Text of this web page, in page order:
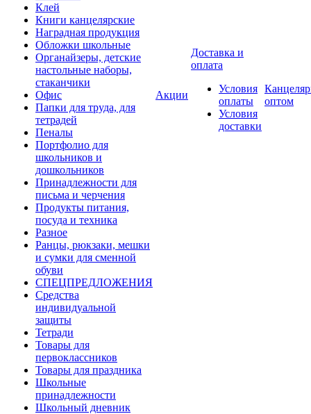
Клей
Книги канцелярские
Наградная продукция
Обложки школьные
Органайзеры, детские
настольные наборы,
стаканчики
Офис
Папки для труда, для
тетрадей
Пеналы
Портфолио для
школьников и
дошкольников
Принадлежности для
письма и черчения
Продукты питания,
посуда и техника
Разное
Ранцы, рюкзаки, мешки
и сумки для сменной
обуви
СПЕЦПРЕДЛОЖЕНИЯ
Средства
индивидуальной
защиты
Тетради
Товары для
первоклассников
Товары для праздника
Школьные
принадлежности
Школьный дневник
Акции
Доставка и
оплата
Условия
оплаты
Условия
доставки
оптом